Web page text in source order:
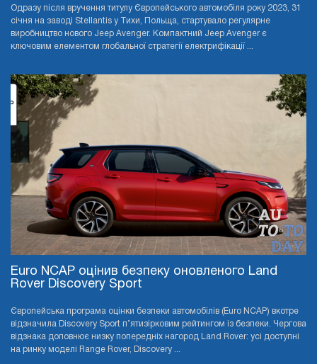
Одразу після вручення титулу Європейського автомобіля року 2023, 31
січня на заводі Stellantis у Тихи, Польща, стартувало регулярне
виробництво нового Jeep Avenger. Компактний Jeep Avenger є
ключовим елементом глобальної стратегії електрифікації ...
Euro NCAP оцінив безпеку оновленого Land
Rover Discovery Sport
Європейська програма оцінки безпеки автомобілів (Euro NCAP) вкотре
відзначила Discovery Sport п’ятизірковим рейтингом із безпеки. Чергова
відзнака доповнює низку попередніх нагород Land Rover: усі доступні
на ринку моделі Range Rover, Discovery ...